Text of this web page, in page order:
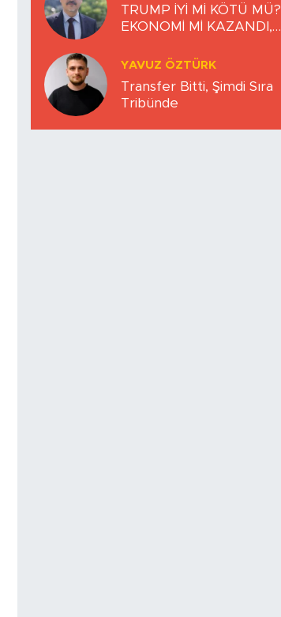
TRUMP İYİ Mİ KÖTÜ MÜ?
EKONOMİ Mİ KAZANDI,
YAVUZ ÖZTÜRK
Transfer Bitti, Şimdi Sıra
Tribünde